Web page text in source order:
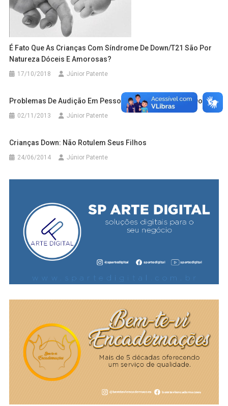
É Fato Que As Crianças Com Síndrome De Down/T21 São Por
Natureza Dóceis E Amorosas?
17/10/2018 Júnior Patente
Problemas De Audição Em Pessoas Com Síndrome De Down
02/11/2013 Júnior Patente
Crianças Down: Não Rotulem Seus Filhos
24/06/2014 Júnior Patente